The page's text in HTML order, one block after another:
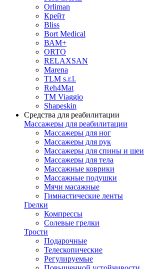
Orliman
Крейт
Bliss
Bort Medical
ВАМ+
ORTO
RELAXSAN
Marena
TLM s.r.l.
Reh4Mat
TM Viaggio
Shapeskin
Средства для реабилитации
Массажеры для реабилитации
Массажеры для ног
Массажеры для рук
Массажеры для спины и шеи
Массажеры для тела
Массажные коврики
Массажные подушки
Мячи масажные
Гимнастические ленты
Грелки
Компрессы
Солевые грелки
Трости
Подарочные
Телескопические
Регулируемые